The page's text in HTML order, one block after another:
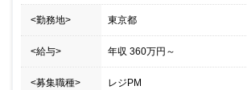
<勤務地> 東京都
<給与> 年収 360万円 ～
<募集職種> レジPM